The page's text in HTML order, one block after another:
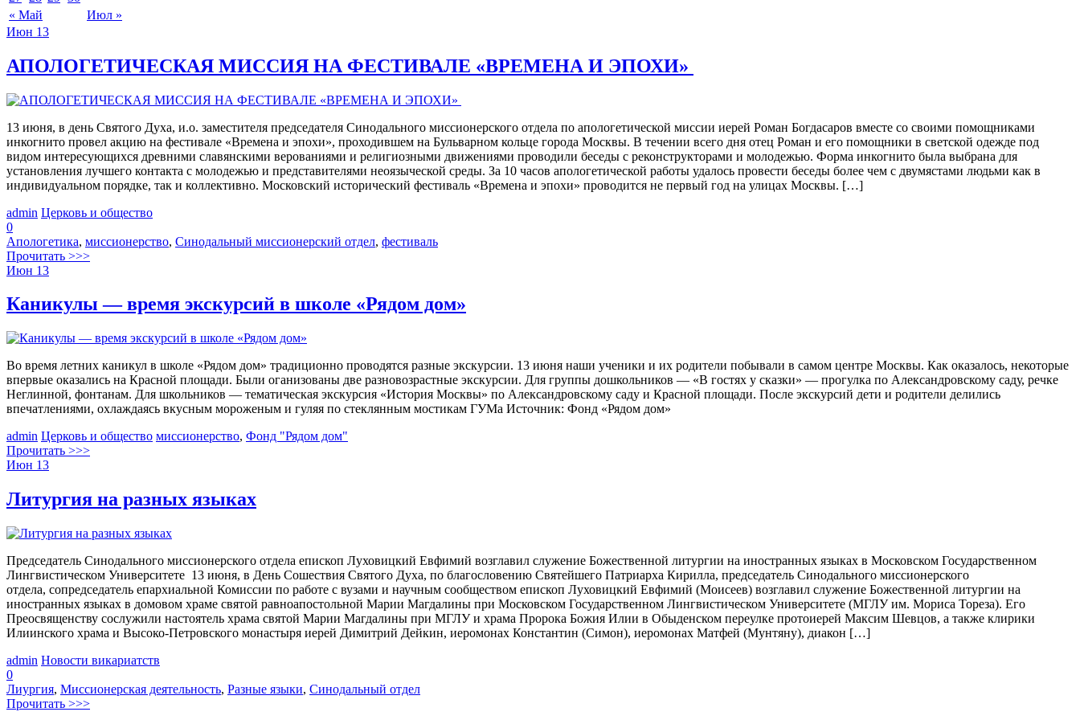
« Май Июл »
Июн 13
АПОЛОГЕТИЧЕСКАЯ МИССИЯ НА ФЕСТИВАЛЕ «ВРЕМЕНА И ЭПОХИ»
13 июня, в день Святого Духа, и.о. заместителя председателя Синодального миссионерского отдела по апологетической миссии иерей Роман Богдасаров вместе со своими помощниками
инкогнито провел акцию на фестивале «Времена и эпохи», проходившем на Бульварном кольце города Москвы. В течении всего дня отец Роман и его помощники в светской одежде под
видом интересующихся древними славянскими верованиями и религиозными движениями проводили беседы с реконструкторами и молодежью. Форма инкогнито была выбрана для
установления лучшего контакта с молодежью и представителями неоязыческой среды. За 10 часов апологетической работы удалось провести беседы более чем с двумястами людьми как в
индивидуальном порядке, так и коллективно. Московский исторический фестиваль «Времена и эпохи» проводится не первый год на улицах Москвы. […]
admin Церковь и общество
0
Апологетика, миссионерство, Синодальный миссионерский отдел, фестиваль
Прочитать >>>
Июн 13
Каникулы — время экскурсий в школе «Рядом дом»
Во время летних каникул в школе «Рядом дом» традиционно проводятся разные экскурсии. 13 июня наши ученики и их родители побывали в самом центре Москвы. Как оказалось, некоторые
впервые оказались на Красной площади. Были оганизованы две разновозрастные экскурсии. Для группы дошкольников — «В гостях у сказки» — прогулка по Александровскому саду, речке
Неглинной, фонтанам. Для школьников — тематическая экскурсия «История Москвы» по Александровскому саду и Красной площади. После экскурсий дети и родители делились
впечатлениями, охлаждаясь вкусным мороженым и гуляя по стеклянным мостикам ГУМа Источник: Фонд «Рядом дом»
admin Церковь и общество миссионерство, Фонд "Рядом дом"
Прочитать >>>
Июн 13
Литургия на разных языках
Председатель Синодального миссионерского отдела епископ Луховицкий Евфимий возглавил служение Божественной литургии на иностранных языках в Московском Государственном
Лингвистическом Университете 13 июня, в День Сошествия Святого Духа, по благословению Святейшего Патриарха Кирилла, председатель Синодального миссионерского
отдела, сопредседатель епархиальной Комиссии по работе с вузами и научным сообществом епископ Луховицкий Евфимий (Моисеев) возглавил служение Божественной литургии на
иностранных языках в домовом храме святой равноапостольной Марии Магдалины при Московском Государственном Лингвистическом Университете (МГЛУ им. Мориса Тореза). Его
Преосвященству сослужили настоятель храма святой Марии Магдалины при МГЛУ и храма Пророка Божия Илии в Обыденском переулке протоиерей Максим Шевцов, а также клирики
Илиинского храма и Высоко-Петровского монастыря иерей Димитрий Дейкин, иеромонах Константин (Симон), иеромонах Матфей (Мунтяну), диакон […]
admin Новости викариатств
0
Лиургия, Миссионерская деятельность, Разные языки, Синодальный отдел
Прочитать >>>